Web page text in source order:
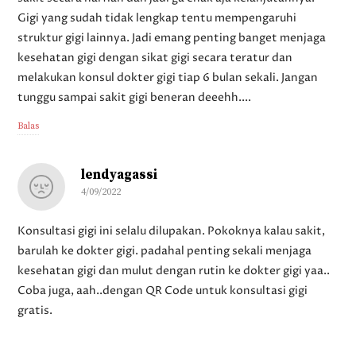
Gigi yang sudah tidak lengkap tentu mempengaruhi
struktur gigi lainnya. Jadi emang penting banget menjaga
kesehatan gigi dengan sikat gigi secara teratur dan
melakukan konsul dokter gigi tiap 6 bulan sekali. Jangan
tunggu sampai sakit gigi beneran deeehh....
Balas
lendyagassi
4/09/2022
Konsultasi gigi ini selalu dilupakan. Pokoknya kalau sakit,
barulah ke dokter gigi. padahal penting sekali menjaga
kesehatan gigi dan mulut dengan rutin ke dokter gigi yaa..
Coba juga, aah..dengan QR Code untuk konsultasi gigi
gratis.